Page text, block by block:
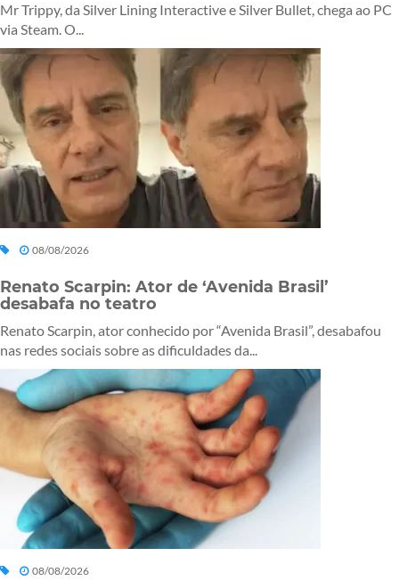
Mr Trippy, da Silver Lining Interactive e Silver Bullet, chega ao PC
via Steam. O...
08/08/2026
Renato Scarpin: Ator de ‘Avenida Brasil’
desabafa no teatro
Renato Scarpin, ator conhecido por “Avenida Brasil”, desabafou
nas redes sociais sobre as dificuldades da...
08/08/2026